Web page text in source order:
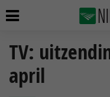
TV:
april